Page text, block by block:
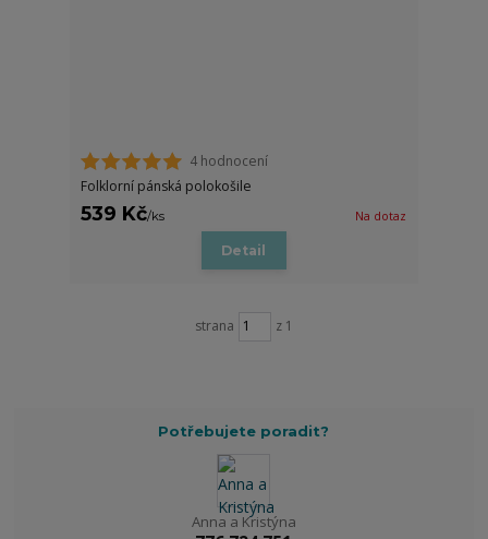
4 hodnocení
Folklorní pánská polokošile
539 Kč/ks Na dotaz
Detail
strana z 1
Potřebujete poradit?
Anna a Kristýna